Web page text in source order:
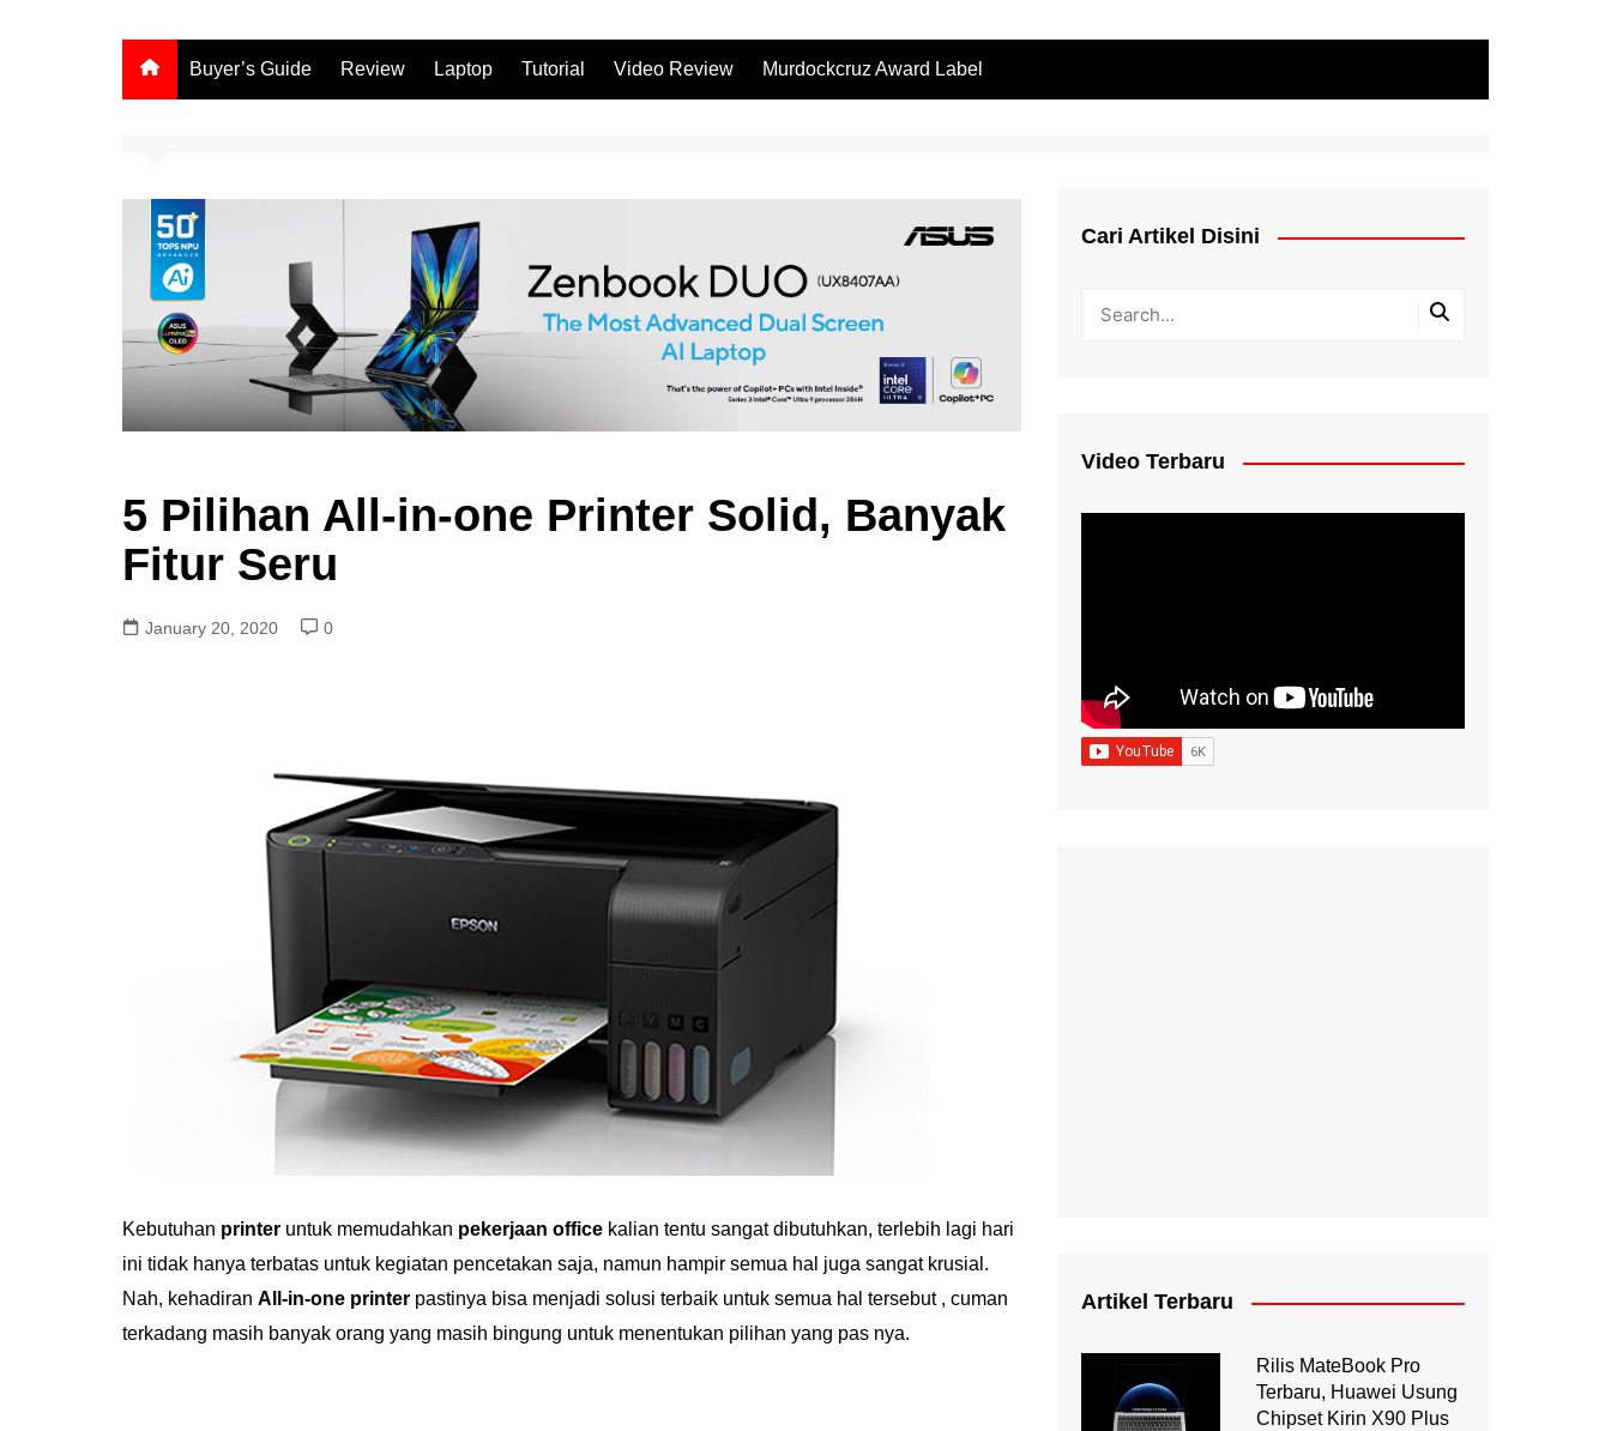
Buyer’s Guide Review Laptop Tutorial Video Review Murdockcruz Award Label
5 Pilihan All-in-one Printer Solid, Banyak
Fitur Seru
January 20, 2020 0
Kebutuhan printer untuk memudahkan pekerjaan office kalian tentu sangat dibutuhkan, terlebih lagi hari
ini tidak hanya terbatas untuk kegiatan pencetakan saja, namun hampir semua hal juga sangat krusial.
Nah, kehadiran All-in-one printer pastinya bisa menjadi solusi terbaik untuk semua hal tersebut , cuman
terkadang masih banyak orang yang masih bingung untuk menentukan pilihan yang pas nya.
Cari Artikel Disini
Video Terbaru
Artikel Terbaru
Rilis MateBook Pro
Terbaru, Huawei Usung
Chipset Kirin X90 Plus